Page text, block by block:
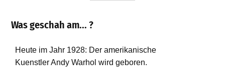
Was geschah am... ?